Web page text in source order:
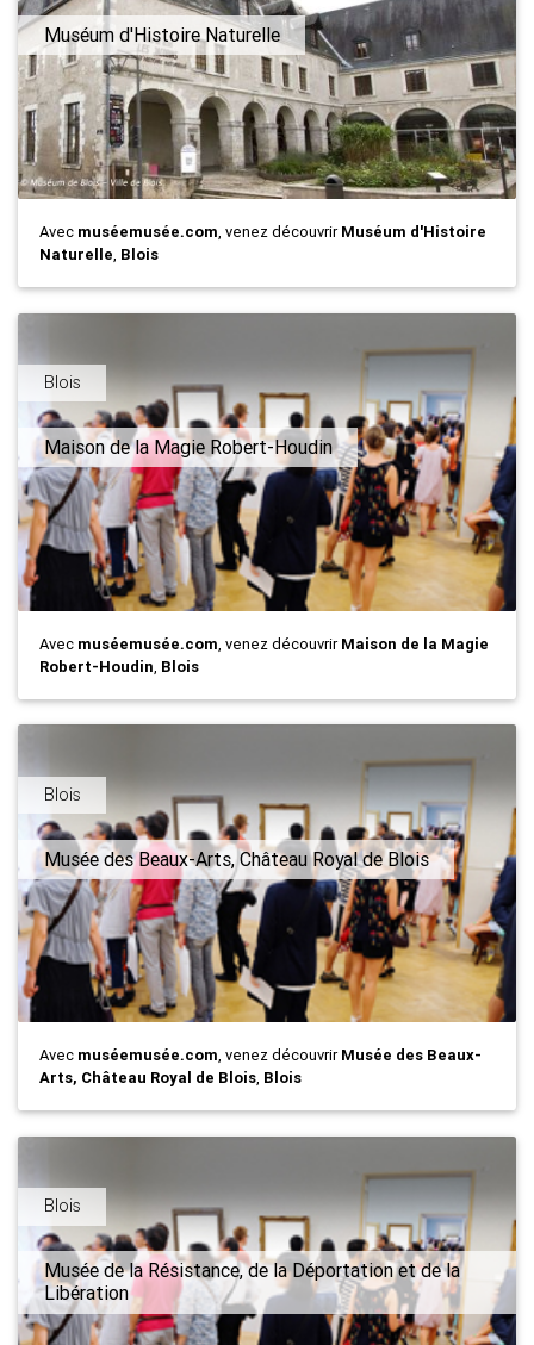
Muséum d'Histoire Naturelle
Avec muséemusée.com, venez découvrirMuséum d'Histoire
Naturelle, Blois
Blois
Maison de la Magie Robert-Houdin
Avec muséemusée.com, venez découvrirMaison de la Magie
Robert-Houdin, Blois
Blois
Musée des Beaux-Arts, Château Royal de Blois
Avec muséemusée.com, venez découvrirMusée des Beaux-
Arts, Château Royal de Blois, Blois
Blois
Musée de la Résistance, de la Déportation et de la
Libération